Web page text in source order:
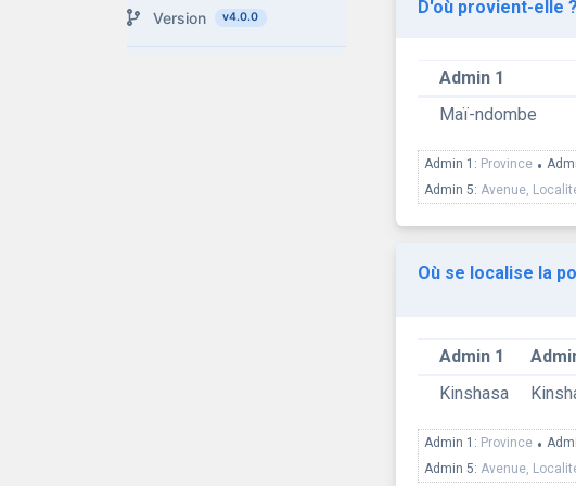
Version v4.0.0 D'où provient-elle ?
Admin 1
Maï-ndombe
Admin 1: Province •
Admin 5: Avenue,
Où se localise la
Admin 1
Kinshasa
Admin 1: Province •
Admin 5: Avenue,